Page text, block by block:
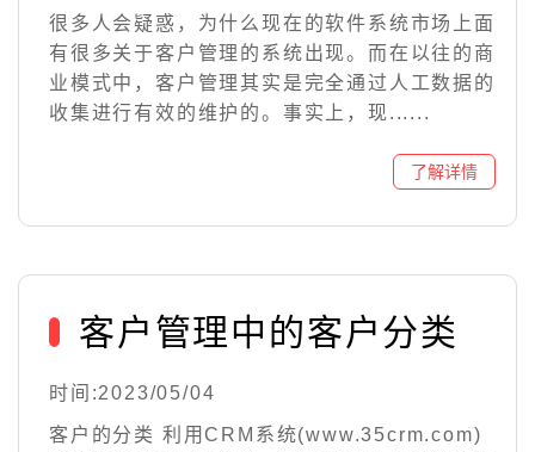
很多人会疑惑，为什么现在的软件系统市场上面
有很多关于客户管理的系统出现。而在以往的商
业模式中，客户管理其实是完全通过人工数据的
收集进行有效的维护的。事实上，现......
客户管理中的客户分类
时间:2023/05/04
客户的分类 利用CRM系统(www.35crm.com)